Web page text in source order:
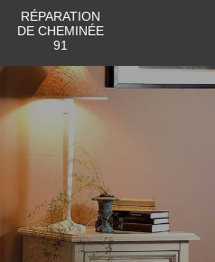
RÉPARATION
DE CHEMINÉE
91